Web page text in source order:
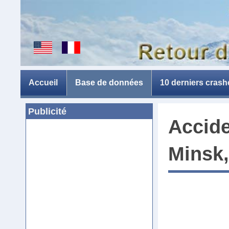
Accueil Base de données 10 derniers
Publicité